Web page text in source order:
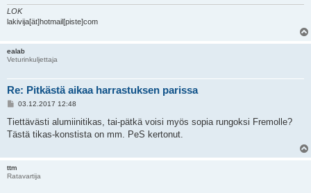
LOK
lakivija[ät]hotmail[piste]com
ealab
Veturinkuljettaja
Re: Pitkästä aikaa harrastuksen parissa
V
e
t
03.12.2017 12:48
Tiettävästi alumiinitikas, tai-pätkä voisi myös sopia rungoksi Fremolle?
Tästä tikas-konstista on mm. PeS kertonut.
ttm
Ratavartija